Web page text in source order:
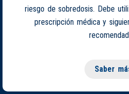
riesgo de sobredosis. Debe
prescripción médica y
Saber